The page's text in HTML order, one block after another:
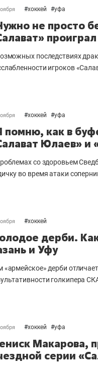
#хоккей #уфа
не просто
последствиях
игроков
#хоккей #уфа
помню, как в
Юлаев» и
со здоровьем
во время атаки
#хоккей
дерби.
и Уфу
«армейское» дерби
голкипера
#хоккей #уфа
Макарова,
серии